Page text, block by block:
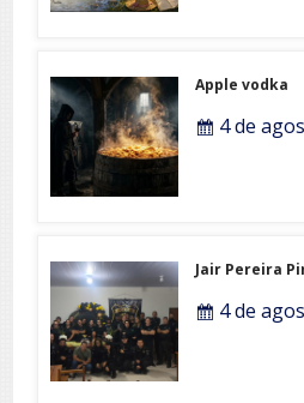
Apple vodka
4 de
Jair Pereira
4 de